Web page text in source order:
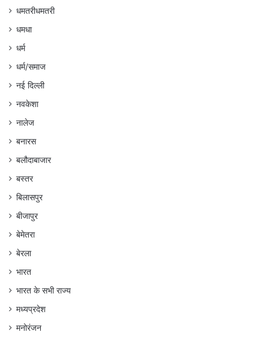
धमतरीधमतरी
धमधा
धर्म
धर्म/समाज
नई दिल्ली
नवकेशा
नालेज
बनारस
बलौदाबाजार
बस्तर
बिलासपुर
बीजापुर
बेमेतरा
बेरला
भारत
भारत के सभी राज्य
मध्यप्रदेश
मनोरंजन